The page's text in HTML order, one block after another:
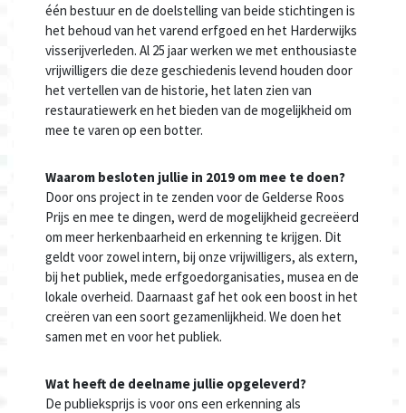
één bestuur en de doelstelling van beide stichtingen is
het behoud van het varend erfgoed en het Harderwijks
visserijverleden. Al 25 jaar werken we met enthousiaste
vrijwilligers die deze geschiedenis levend houden door
het vertellen van de historie, het laten zien van
restauratiewerk en het bieden van de mogelijkheid om
mee te varen op een botter.
Waarom besloten jullie in 2019 om mee te doen?
Door ons project in te zenden voor de Gelderse Roos
Prijs en mee te dingen, werd de mogelijkheid gecreëerd
om meer herkenbaarheid en erkenning te krijgen. Dit
geldt voor zowel intern, bij onze vrijwilligers, als extern,
bij het publiek, mede erfgoedorganisaties, musea en de
lokale overheid. Daarnaast gaf het ook een boost in het
creëren van een soort gezamenlijkheid. We doen het
samen met en voor het publiek.
Wat heeft de deelname jullie opgeleverd?
De publieksprijs is voor ons een erkenning als